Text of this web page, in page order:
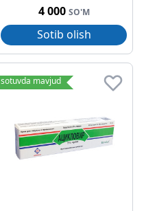
4 000 SO'M
Sotib olish
sotuvda mavjud